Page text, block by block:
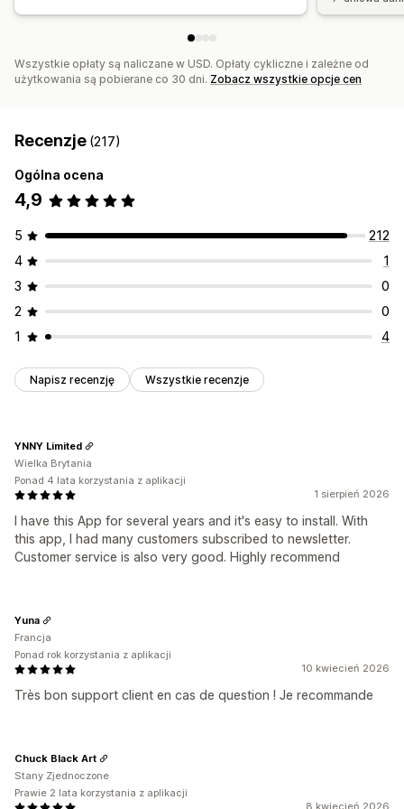
Wszystkie opłaty są naliczane w USD. Opłaty cykliczne i zależne od
użytkowania są pobierane co 30 dni. Zobacz wszystkie opcje cen
Recenzje (217)
Ogólna ocena
4,9
5
212
4
1
3
0
2
0
1
4
Napisz recenzję Wszystkie recenzje
1 sierpień 2026
I have this App for several years and it's easy to install. With
this app, I had many customers subscribed to newsletter.
Customer service is also very good. Highly recommend
YNNY Limited
Wielka Brytania
Ponad 4 lata korzystania z aplikacji
10 kwiecień 2026
Très bon support client en cas de question ! Je recommande
Yuna
Francja
Ponad rok korzystania z aplikacji
Chuck Black Art
Stany Zjednoczone
Prawie 2 lata korzystania z aplikacji